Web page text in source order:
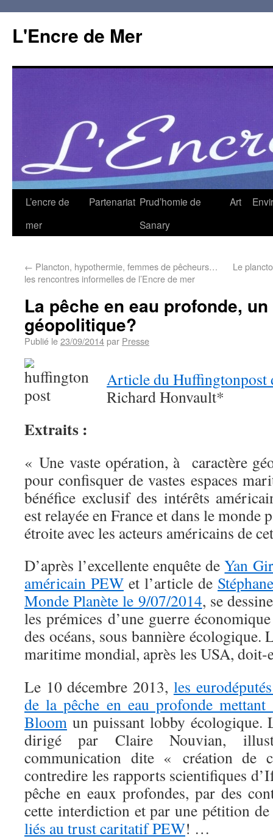
L'Encre de Mer
L’encre de
mer
Partenariat Prud’homie de
Sanary
Art
← Plancton, hypothermie, femmes de pêcheurs…
les rencontres informelles de l’Encre de mer
Le
La pêche en eau profonde,
géopolitique?
Publié le23/09/2014par Presse
Article du Huffingtonpost
Richard Honvault*
Extraits :
« Une vaste opération, à caractère
pour confisquer de vastes espaces
bénéfice exclusif des intérêts
est relayée en France et dans le monde
étroite avec les acteurs américains de
D’après l’excellente enquête deYan
américain PEW et l’article de
Monde Planète le 9/07/2014, se
les prémices d’une guerre
des océans, sous bannière écologique.
maritime mondial, après les USA, doit-
Le 10 décembre 2013, les
de la pêche en eau profonde mettant
Bloom un puissant lobby écologique.
dirigé par Claire Nouvian,
communication dite « création de
contredire les rapports scientifiques
pêche en eaux profondes, par des
cette interdiction et par une pétition
liés au trust caritatif PEW! …